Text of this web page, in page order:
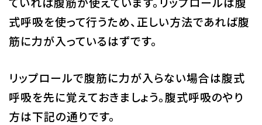
式呼吸を使って行うため、正しい方法であれば腹
筋に力が入っているはずです。
リップロールで腹筋に力が入らない場合は腹式
呼吸を先に覚えておきましょう。腹式呼吸のやり
方は下記の通りです。